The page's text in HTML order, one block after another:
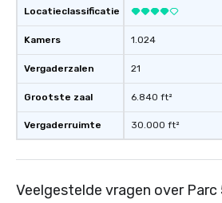
Locatieclassificatie
Kamers
Vergaderzalen
Grootste zaal
Vergaderruimte
1.024
21
6.840 ft²
30.000 ft²
Veelgestelde vragen over Parc